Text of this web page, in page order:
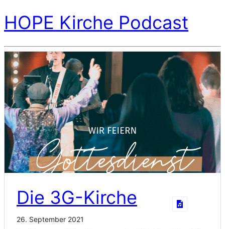
HOPE Kirche Podcast
Die 3G-Kirche
26. September 2021